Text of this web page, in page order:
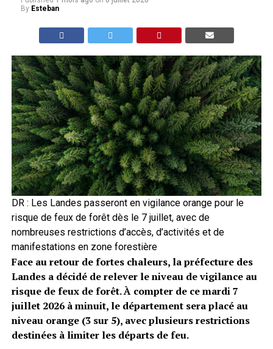
By Esteban
DR : Les Landes passeront en vigilance orange pour le
risque de feux de forêt dès le 7 juillet, avec de
nombreuses restrictions d’accès, d’activités et de
manifestations en zone forestière
Face au retour de fortes chaleurs, la préfecture des
Landes a décidé de relever le niveau de vigilance au
risque de feux de forêt. À compter de ce mardi 7
juillet 2026 à minuit, le département sera placé au
niveau orange (3 sur 5), avec plusieurs restrictions
destinées à limiter les départs de feu.